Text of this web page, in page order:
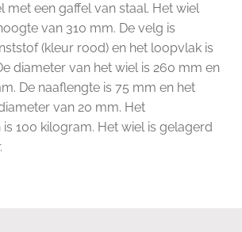
met een gaffel van staal. Het wiel
van 310 mm. De velg is
(kleur rood) en het loopvlak is
diameter van het wiel is 260 mm en
De naaflengte is 75 mm en het
van 20 mm. Het
100 kilogram. Het wiel is gelagerd